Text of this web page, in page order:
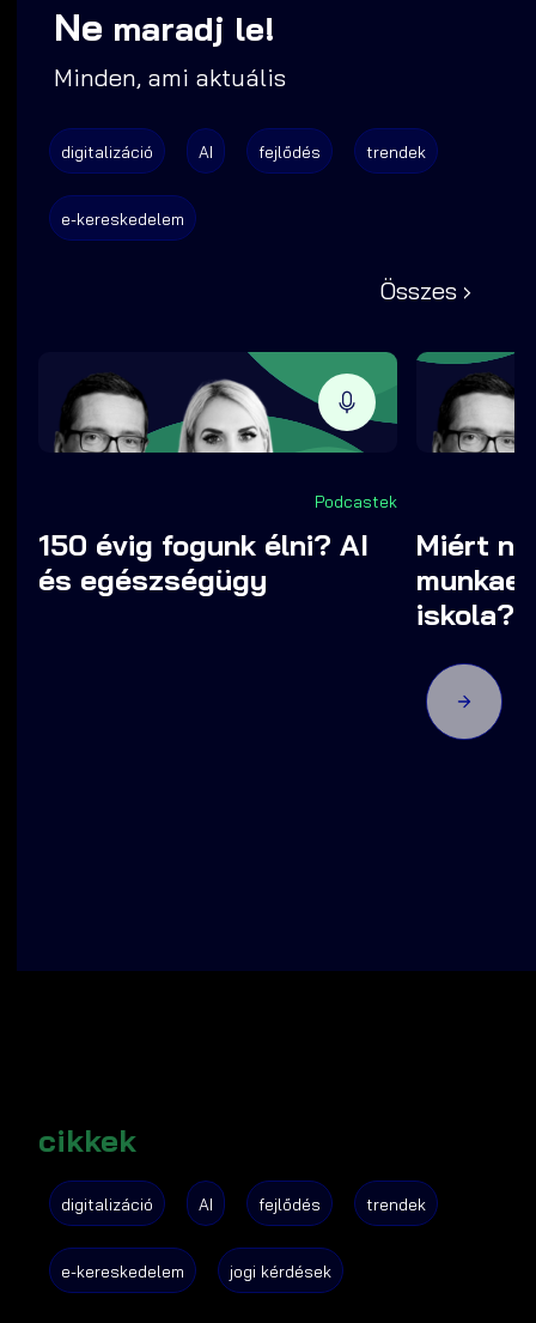
Ne maradj le!
Minden, ami aktuális
digitalizáció AI fejlődés trendek
e-kereskedelem
Összes ›
Podcastek
150 évig fogunk élni? AI
és egészségügy
Miért
iskola?
cikkek
digitalizáció AI fejlődés trendek
e-kereskedelem jogi kérdések